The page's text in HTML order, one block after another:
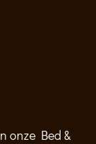
onze Bed &